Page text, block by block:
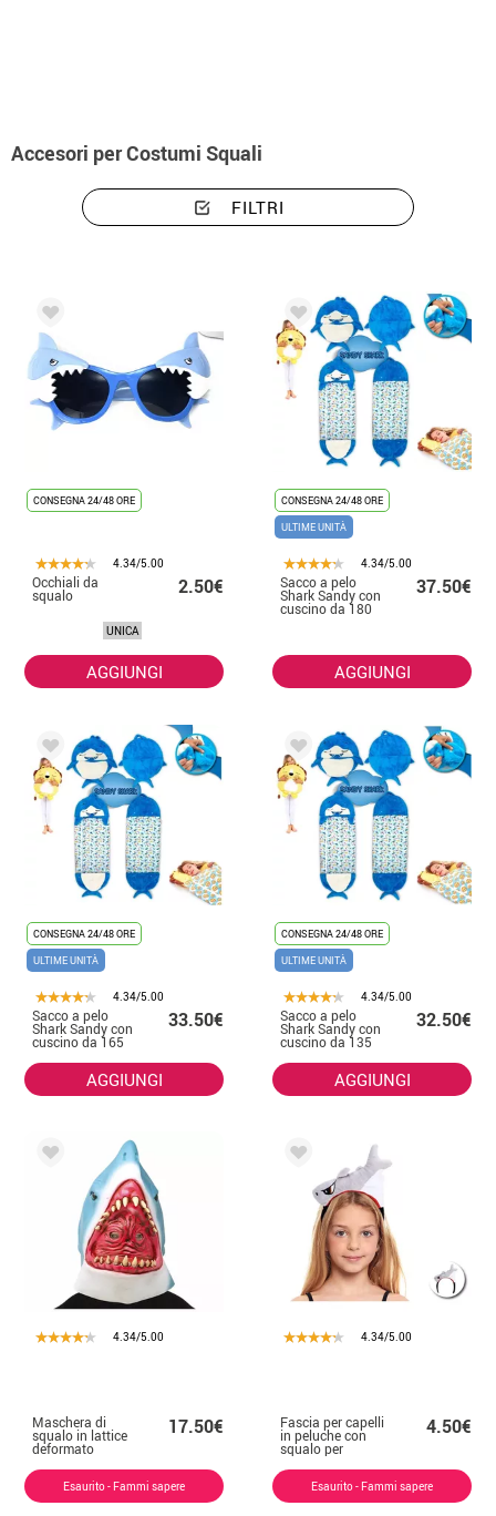
Accesori per Costumi Squali
FILTRI
CONSEGNA 24/48 ORE
4.34/5.00
Occhiali da
squalo 2.50€
UNICA
AGGIUNGI
CONSEGNA 24/48 ORE
ULTIME UNITÀ
4.34/5.00
Sacco a pelo
Shark Sandy con
cuscino da 180
37.50€
AGGIUNGI
CONSEGNA 24/48 ORE
ULTIME UNITÀ
4.34/5.00
Sacco a pelo
Shark Sandy con
cuscino da 165
33.50€
AGGIUNGI
CONSEGNA 24/48 ORE
ULTIME UNITÀ
4.34/5.00
Sacco a pelo
Shark Sandy con
cuscino da 135
32.50€
AGGIUNGI
4.34/5.00
Maschera di
squalo in lattice
deformato
17.50€
Esaurito - Fammi sapere
4.34/5.00
Fascia per capelli
in peluche con
squalo per
bambini
4.50€
Esaurito - Fammi sapere